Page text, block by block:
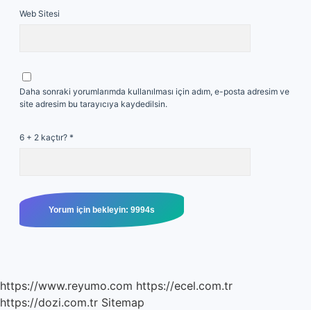
Web Sitesi
Daha sonraki yorumlarımda kullanılması için adım, e-posta adresim ve
site adresim bu tarayıcıya kaydedilsin.
6 + 2 kaçtır? *
https://www.reyumo.com https://ecel.com.tr
https://dozi.com.tr Sitemap